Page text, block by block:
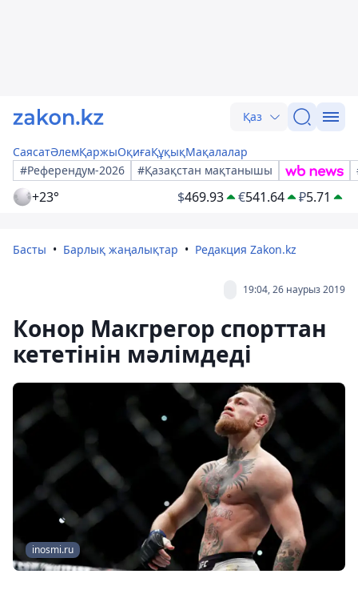
Қаз
СаясатӘлемҚаржыОқиғаҚұқықМақалалар
#Референдум-2026
#Қазақстан мақтанышы
+23° $469.93 €541.64 ₽5.71
Басты Барлық жаңалықтар Редакция Zakon.kz
19:04, 26 наурыз 2019
Конор Макгрегор спорттан
кететінін мәлімдеді
inosmi.ru